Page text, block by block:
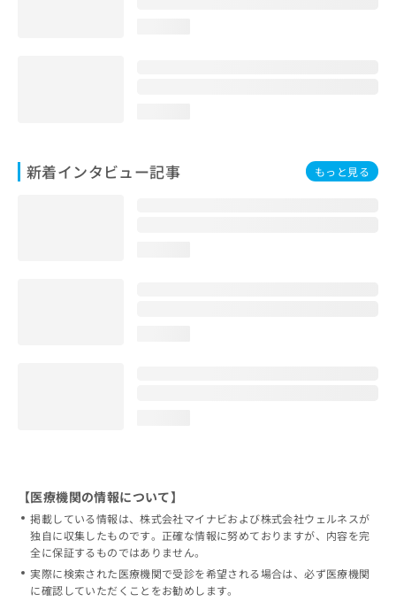
新着インタビュー記事 もっと見る
【医療機関の情報について】
掲載している情報は、株式会社マイナビおよび株式会社ウェルネスが
独自に収集したものです。正確な情報に努めておりますが、内容を完
全に保証するものではありません。
実際に検索された医療機関で受診を希望される場合は、必ず医療機関
に確認していただくことをお勧めします。